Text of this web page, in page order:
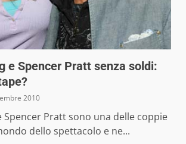
e Spencer Pratt senza soldi:
2010
Spencer Pratt sono una delle coppie
dello spettacolo e ne...